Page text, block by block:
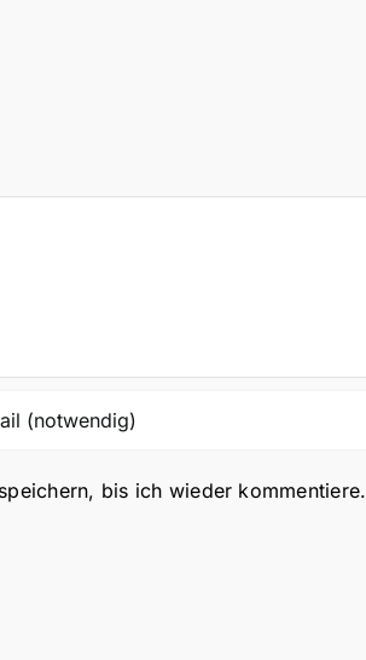
bis ich wieder kommentiere.